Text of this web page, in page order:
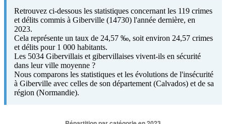
Retrouvez ci-dessous les statistiques concernant les 119 crimes
et délits commis à Giberville (14730) l'année dernière, en
2023.
Cela représente un taux de 24,57 ‰, soit environ 24,57 crimes
et délits pour 1 000 habitants.
Les 5034 Gibervillais et gibervillaises vivent-ils en sécurité
dans leur ville moyenne ?
Nous comparons les statistiques et les évolutions de l'insécurité
à Giberville avec celles de son département (Calvados) et de sa
région (Normandie).